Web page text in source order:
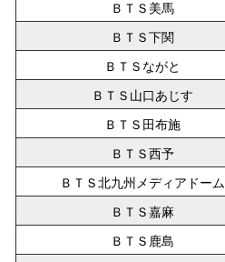
ＢＴＳ美馬
ＢＴＳ下関
ＢＴＳながと
ＢＴＳ山口あじす
ＢＴＳ田布施
ＢＴＳ西予
ＢＴＳ北九州メディアドーム
ＢＴＳ嘉麻
ＢＴＳ鹿島